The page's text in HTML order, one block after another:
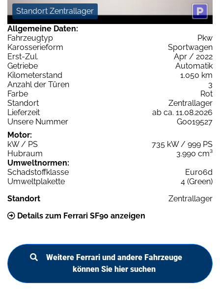
Standort Zentrallager
Allgemeine Daten:
Fahrzeugtyp
Pkw
Karosserieform
Sportwagen
Erst-Zul.
Apr / 2022
Getriebe
Automatik
Kilometerstand
1.050 km
Anzahl der Türen
3
Farbe
Rot
Standort
Zentrallager
Lieferzeit
ab ca. 11.08.2026
Unsere Nummer
G0019527
Motor:
kW / PS
735 kW / 999 PS
Hubraum
3.990 cm³
Umweltnormen:
Schadstoffklasse
Euro6d
Umweltplakette
4 (Green)
Standort
Zentrallager
Details zum Ferrari SF90 anzeigen
Weitere Ferrari und andere Fahrzeuge
können Sie hier suchen